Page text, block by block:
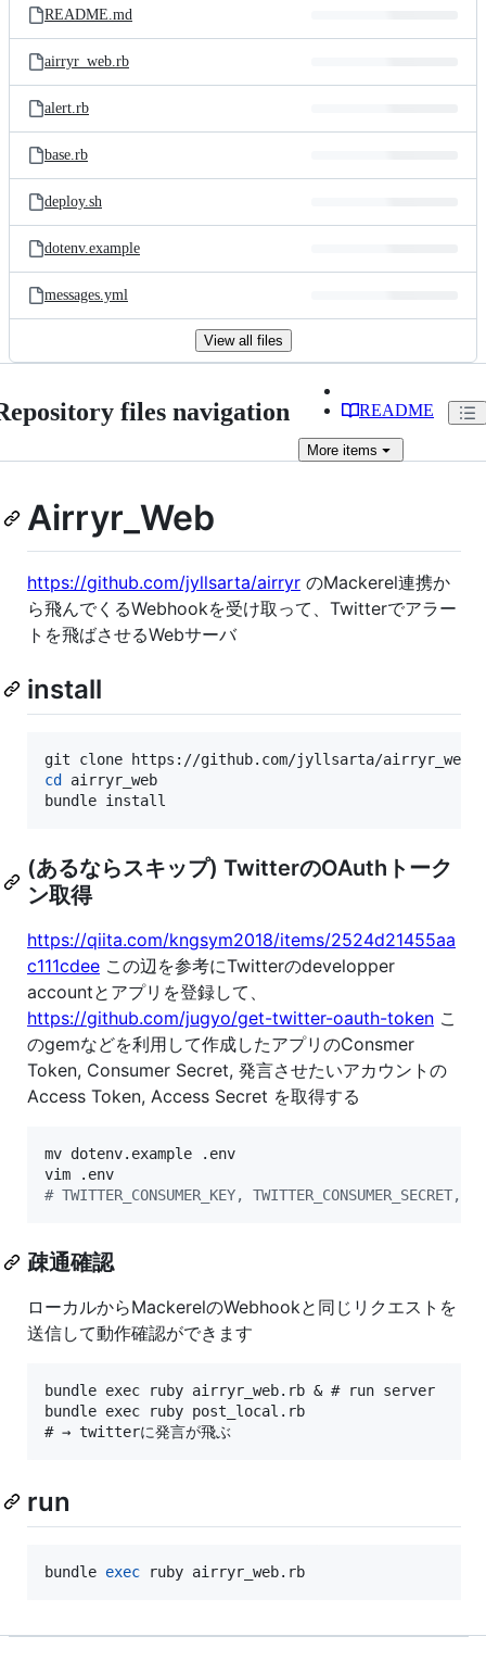
README.md
airryr_web.rb
alert.rb
base.rb
deploy.sh
dotenv.example
messages.yml
View all files
files navigation README
More items
Airryr_Web
https://github.com/jyllsarta/airryr のMackerel連携か
ら飛んでくるWebhookを受け取って、Twitterでアラー
トを飛ばさせるWebサーバ
install
cd
airryr_web
bundle install
(あるならスキップ) TwitterのOAuthトーク
ン取得
https://qiita.com/kngsym2018/items/2524d21455aa
c111cdee この辺を参考にTwitterのdevelopper
accountとアプリを登録して、
https://github.com/jugyo/get-twitter-oauth-token こ
のgemなどを利用して作成したアプリのConsmer
Token, Consumer Secret, 発言させたいアカウントの
Access Token, Access Secret を取得する
mv dotenv.example .env
# TWITTER_CONSUMER_KEY, TWITTER_CONSUMER_SECRET,
疎通確認
ローカルからMackerelのWebhookと同じリクエストを
送信して動作確認ができます
bundle exec ruby airryr_web.rb & # run server
bundle exec ruby post_local.rb
run
bundle exec ruby airryr_web.rb